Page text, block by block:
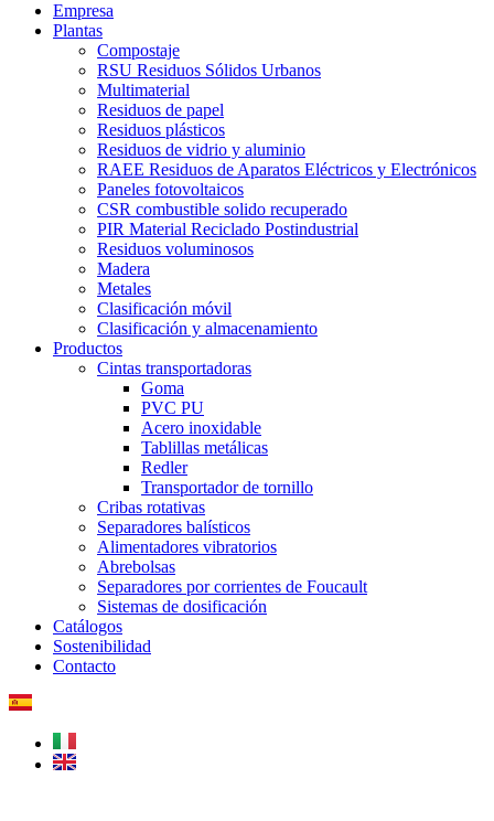
Empresa
Plantas
Compostaje
RSU Residuos Sólidos Urbanos
Multimaterial
Residuos de papel
Residuos plásticos
Residuos de vidrio y aluminio
RAEE Residuos de Aparatos Eléctricos y Electrónicos
Paneles fotovoltaicos
CSR combustible solido recuperado
PIR Material Reciclado Postindustrial
Residuos voluminosos
Madera
Metales
Clasificación móvil
Clasificación y almacenamiento
Productos
Cintas transportadoras
Goma
PVC PU
Acero inoxidable
Tablillas metálicas
Redler
Transportador de tornillo
Cribas rotativas
Separadores balísticos
Alimentadores vibratorios
Abrebolsas
Separadores por corrientes de Foucault
Sistemas de dosificación
Catálogos
Sostenibilidad
Contacto